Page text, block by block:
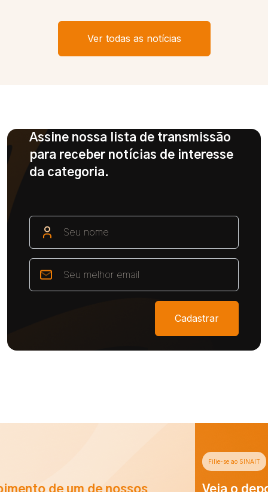
Ver todas as notícias
Assine nossa lista de transmissão
para receber notícias de interesse
da categoria.
Cadastrar
Veja o depoimento de um de nossos